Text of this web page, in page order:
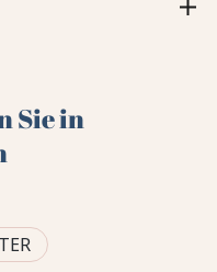
Sie in